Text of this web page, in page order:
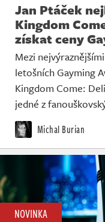
Jan Ptáček
Kingdom
získat ceny
Mezi
letošních Gayming
Kingdom Come:
jedné z
Michal Burian
NOVINKA